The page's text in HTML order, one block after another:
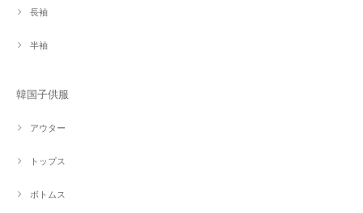
長袖
半袖
韓国子供服
アウター
トップス
ボトムス